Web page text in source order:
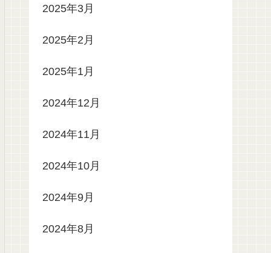
2025年3月
2025年2月
2025年1月
2024年12月
2024年11月
2024年10月
2024年9月
2024年8月